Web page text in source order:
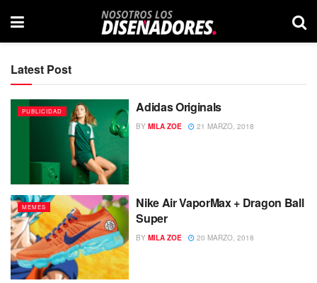
Latest Post
PUBLICIDAD Adidas Originals
BY MILA ZOE 21 MARZO, 2018
MEMES
Nike Air VaporMax + Dragon Ball
Super
BY MILA ZOE 20 MARZO, 2018